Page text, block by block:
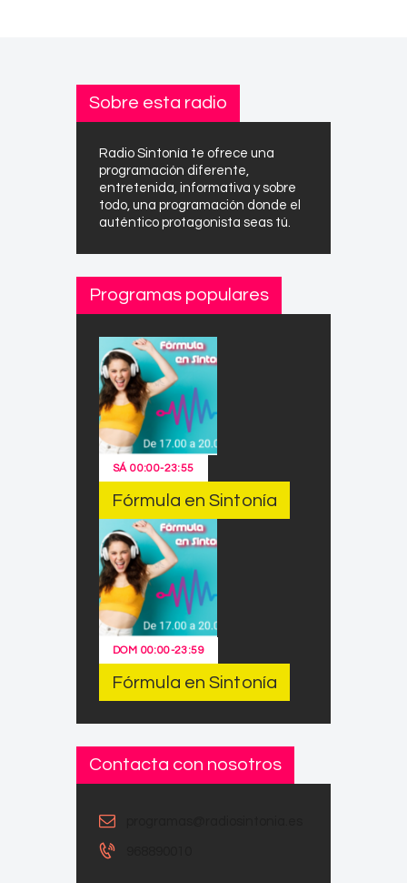
Sobre esta radio
Radio Sintonía te ofrece una
programación diferente,
entretenida, informativa y sobre
todo, una programación donde el
auténtico protagonista seas tú.
Programas populares
SÁ00:00-23:55
Fórmula en Sintonía
DOM 00:00-23:59
Fórmula en Sintonía
Contacta con nosotros